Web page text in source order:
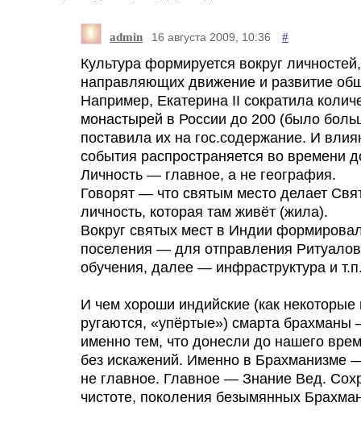
admin 16 августа 2009, 10:36 #
Культура формируется вокруг личностей,
направляющих движение и развитие
Например, Екатерина II сократила
монастырей в России до 200 (было
поставила их на гос.содержание. И
события распространяется во времени
Личность — главное, а не география.
Говорят — что святым место делает
личность, которая там живёт (жила).
Вокруг святых мест в Индии
поселения — для отправления
обучения, далее — инфраструктура и
И чем хороши индийские (как некоторые
ругаются, «упёртые») смарта брахманы
именно тем, что донесли до нашего
без искажений. Именно в Брахманизме
не главное. Главное — Знание Вед.
чистоте, поколения безымянных